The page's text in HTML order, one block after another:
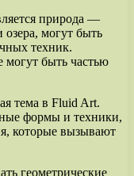
природа —
могут быть
техник.
могут быть частью
тема в Fluid Art.
формы и техники,
которые вызывают
геометрические